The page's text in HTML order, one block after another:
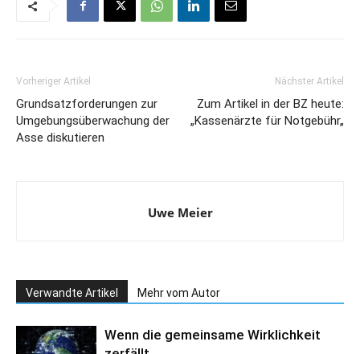
Vorheriger Artikel
Grundsatzforderungen zur
Umgebungsüberwachung der
Asse diskutieren
Nächster Artikel
Zum Artikel in der BZ heute:
„Kassenärzte für Notgebühr„
Uwe Meier
Verwandte Artikel Mehr vom Autor
Wenn die gemeinsame Wirklichkeit